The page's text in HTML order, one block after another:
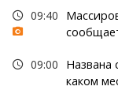
09:40
09:00
Названа
каком